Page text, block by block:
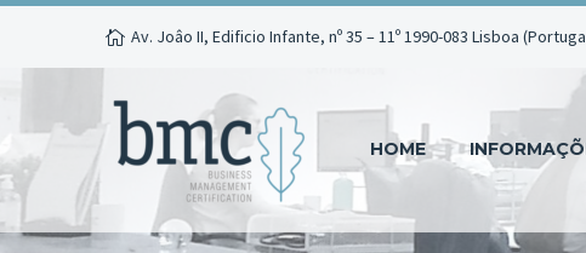
Av. Joâo II, Edificio Infante, nº 35 – 11º 1990-083 Lisboa
HOME